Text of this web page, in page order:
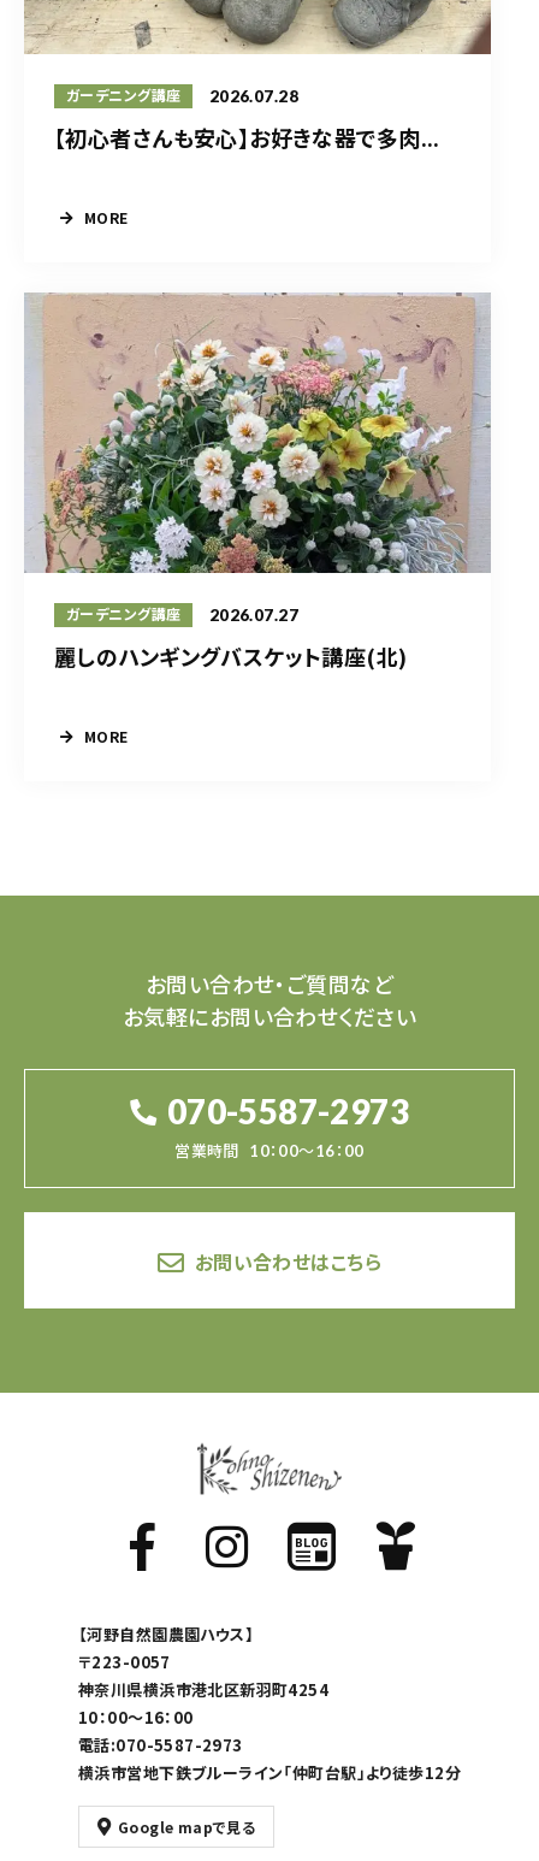
ガーデニング講座 2026.07.28
【初心者さんも安心】お好きな器で多肉...
MORE
ガーデニング講座 2026.07.27
麗しのハンギングバスケット講座(北)
MORE
お問い合わせ・ご質問など
お気軽にお問い合わせください
070-5587-2973
営業時間 10：00～16：00
お問い合わせはこちら
【河野自然園農園ハウス】
〒223-0057
神奈川県横浜市港北区新羽町4254
10：00～16：00
電話:070-5587-2973
横浜市営地下鉄ブルーライン「仲町台駅」より徒歩12分
Google mapで見る